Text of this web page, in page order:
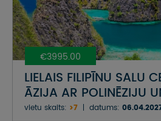
€3995.00
LIELAIS FILIPĪNU SALU
ĀZIJA AR POLINĒZIJU
TIEKAS
vietu skaits: >7 datums: